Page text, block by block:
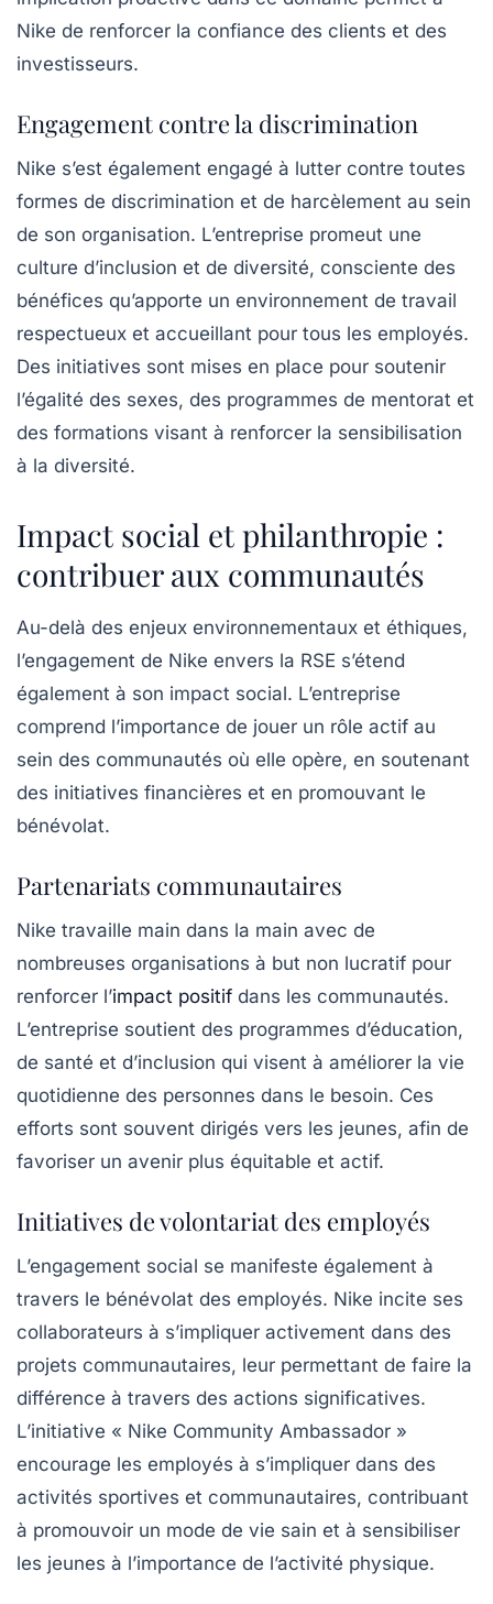
Nike de renforcer la confiance des clients et des
investisseurs.
Engagement contre la discrimination
Nike s’est également engagé à lutter contre toutes
formes de discrimination et de harcèlement au sein
de son organisation. L’entreprise promeut une
culture d’inclusion et de diversité, consciente des
bénéfices qu’apporte un environnement de travail
respectueux et accueillant pour tous les employés.
Des initiatives sont mises en place pour soutenir
l’égalité des sexes, des programmes de mentorat et
des formations visant à renforcer la sensibilisation
à la diversité.
Impact social et philanthropie :
contribuer aux communautés
Au-delà des enjeux environnementaux et éthiques,
l’engagement de Nike envers la RSE s’étend
également à son impact social. L’entreprise
comprend l’importance de jouer un rôle actif au
sein des communautés où elle opère, en soutenant
des initiatives financières et en promouvant le
bénévolat.
Partenariats communautaires
Nike travaille main dans la main avec de
nombreuses organisations à but non lucratif pour
renforcer l’impact positif dans les communautés.
L’entreprise soutient des programmes d’éducation,
de santé et d’inclusion qui visent à améliorer la vie
quotidienne des personnes dans le besoin. Ces
efforts sont souvent dirigés vers les jeunes, afin de
favoriser un avenir plus équitable et actif.
Initiatives de volontariat des employés
L’engagement social se manifeste également à
travers le bénévolat des employés. Nike incite ses
collaborateurs à s’impliquer activement dans des
projets communautaires, leur permettant de faire la
différence à travers des actions significatives.
L’initiative « Nike Community Ambassador »
encourage les employés à s’impliquer dans des
activités sportives et communautaires, contribuant
à promouvoir un mode de vie sain et à sensibiliser
les jeunes à l’importance de l’activité physique.